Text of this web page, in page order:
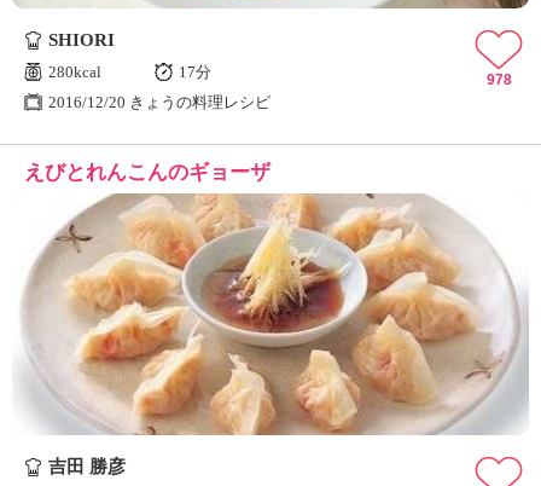
SHIORI
280kcal
17分
2016/12/20 きょうの料理レシピ
978
えびとれんこんのギョーザ
吉田 勝彦